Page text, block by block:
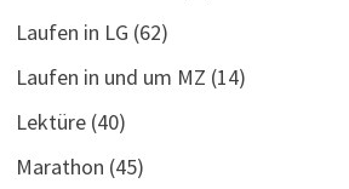
Laufen in LG (62)
Laufen in und um MZ (14)
Lektüre(40)
Marathon (45)